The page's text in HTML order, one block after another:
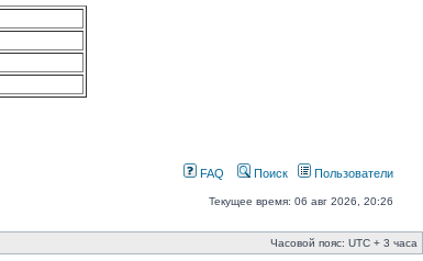
FAQ Поиск Пользователи
Текущее время: 06 авг 2026, 20:26
Часовой пояс: UTC + 3 часа